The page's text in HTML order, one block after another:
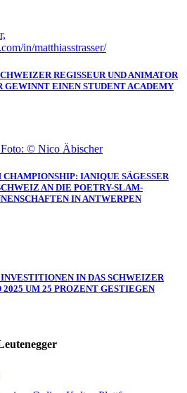
REGISSEUR UND ANIMATOR
GEWINNT EINEN STUDENT ACADEMY
CHAMPIONSHIP: IANIQUE SÄGESSER
AN DIE POETRY-SLAM-
IN ANTWERPEN
IN DAS SCHWEIZER
UM 25 PROZENT GESTIEGEN